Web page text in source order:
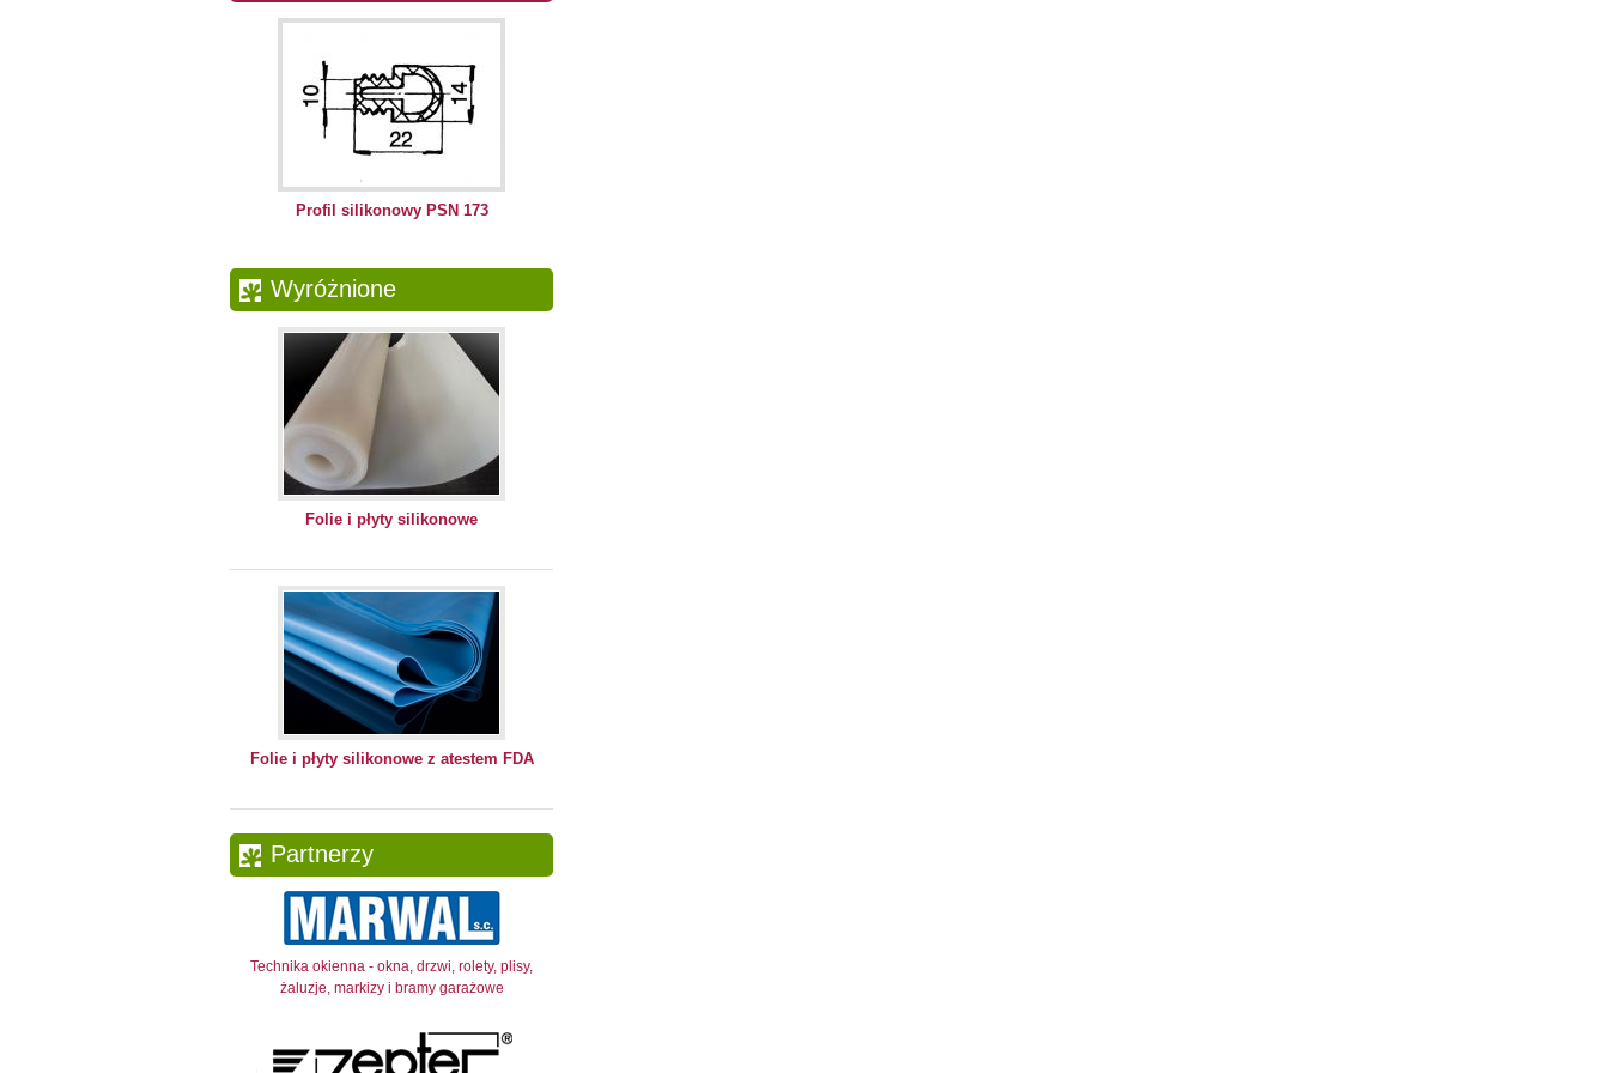
Profil silikonowy PSN 173
Wyróżnione
Folie i płyty silikonowe
Folie i płyty silikonowe z atestem FDA
Partnerzy
Technika okienna - okna, drzwi, rolety, plisy,
żaluzje, markizy i bramy garażowe